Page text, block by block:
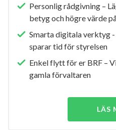
Personlig rådgivning –
betyg och högre värde
Smarta digitala verktyg
sparar tid för styrelsen
Enkel flytt för er BRF –
gamla förvaltaren
LÄS